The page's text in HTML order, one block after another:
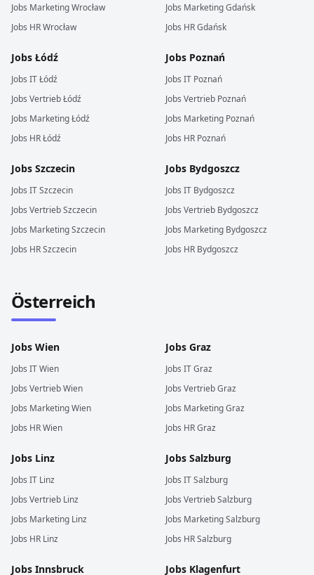
Jobs MarketingWrocław
Jobs HRWrocław
Jobs MarketingGdańsk
Jobs HRGdańsk
Jobs Łódź
Jobs ITŁódź
Jobs VertriebŁódź
Jobs MarketingŁódź
Jobs HRŁódź
Jobs Poznań
Jobs IT Poznań
Jobs Vertrieb Poznań
Jobs Marketing Poznań
Jobs HR Poznań
Jobs Szczecin
Jobs ITSzczecin
Jobs VertriebSzczecin
Jobs MarketingSzczecin
Jobs HRSzczecin
Jobs Bydgoszcz
Jobs IT Bydgoszcz
Jobs Vertrieb Bydgoszcz
Jobs Marketing Bydgoszcz
Jobs HR Bydgoszcz
Österreich
Jobs Wien
Jobs ITWien
Jobs VertriebWien
Jobs MarketingWien
Jobs HRWien
Jobs Graz
Jobs ITGraz
Jobs VertriebGraz
Jobs MarketingGraz
Jobs HRGraz
Jobs Linz
Jobs IT Linz
Jobs Vertrieb Linz
Jobs Marketing Linz
Jobs HR Linz
Jobs Salzburg
Jobs ITSalzburg
Jobs VertriebSalzburg
Jobs MarketingSalzburg
Jobs HRSalzburg
Jobs Innsbruck Jobs Klagenfurt